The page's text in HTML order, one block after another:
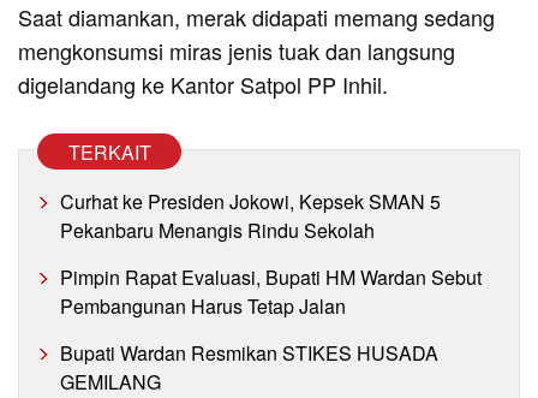
Saat diamankan, merak didapati memang sedang
mengkonsumsi miras jenis tuak dan langsung
digelandang ke Kantor Satpol PP Inhil.
TERKAIT
Curhat ke Presiden Jokowi, Kepsek SMAN 5
Pekanbaru Menangis Rindu Sekolah
Pimpin Rapat Evaluasi, Bupati HM Wardan Sebut
Pembangunan Harus Tetap Jalan
Bupati Wardan Resmikan STIKES HUSADA
GEMILANG